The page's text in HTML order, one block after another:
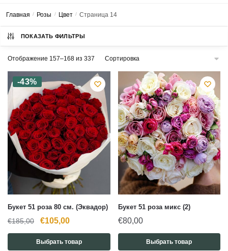
Главная / Розы / Цвет / Страница 14
ПОКАЗАТЬ ФИЛЬТРЫ
Отображение 157–168 из 337
-43%
Букет 51 роза 80 см. (Эквадор)
€185,00
Первоначальная
цена
составляла
€105,00Текущая
цена:
€105,00.
Выбрать товар
Букет 51 роза микс (2)
€80,00
Выбрать товар